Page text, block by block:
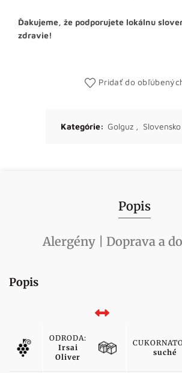
Ďakujeme, že podporujete lokálnu
zdravie!
Pridať do
Kategórie: Golguz , Slovensko
Popis
Alergény | Doprava a
Popis
ODRODA:
Irsai
Oliver
suché